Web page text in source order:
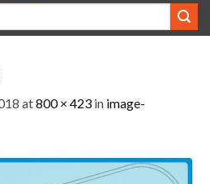
at800 × 423 in image-